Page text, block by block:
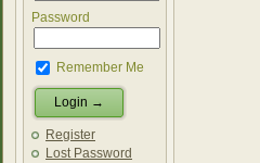
Password
Remember Me
Register
Lost Password